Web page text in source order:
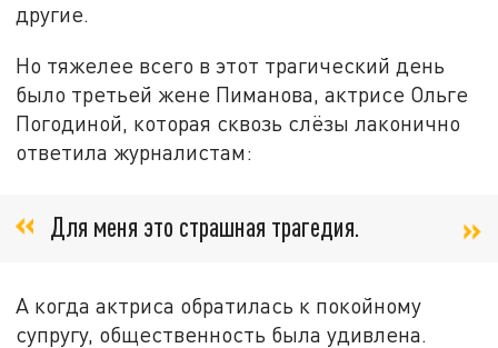
другие.
Но тяжелее всего в этот трагический день
было третьей жене Пиманова, актрисе Ольге
Погодиной, которая сквозь слёзы лаконично
ответила журналистам:
Для меня это страшная трагедия.
А когда актриса обратилась к покойному
супругу, общественность была удивлена.